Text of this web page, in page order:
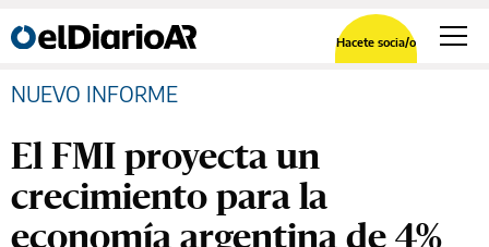
Hacete socia/o
NUEVO INFORME
El FMI proyecta un
crecimiento para la
economía argentina de 4%